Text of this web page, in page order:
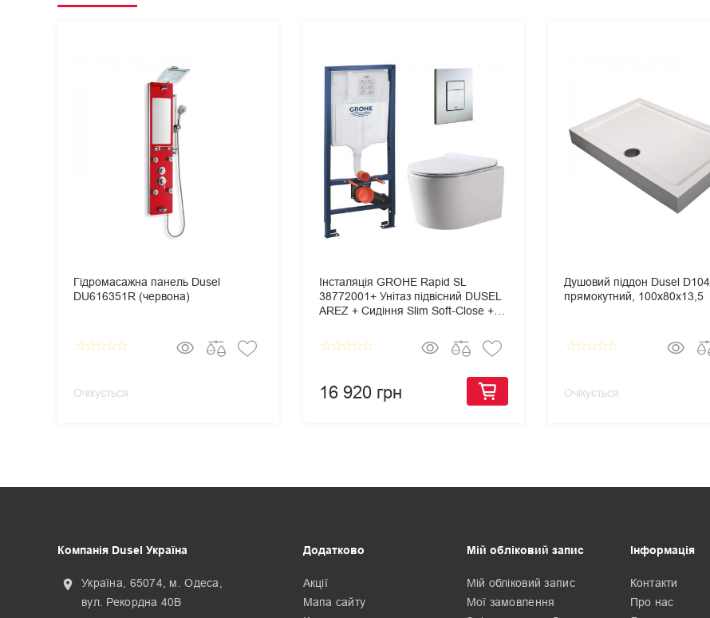
Гідромасажна панель Dusel
DU616351R (червона)
star_borderstar_borderstar_borderstar_borderstar_border
Очікується
Інсталяція GROHE Rapid SL
38772001+ Унітаз підвісний DUSEL
AREZ + Сидіння Slim Soft-Close +
Cosmopolitan
star_borderstar_borderstar_borderstar_borderstar_border
16 920 грн
Душовий піддон Dusel D104
прямокутний, 100х80х13,5
star_borderstar_borderstar_borderstar_borderstar_border
Очікується
Компанія Dusel Україна
location_on
Україна, 65074, м. Одеса,
вул. Рекордна 40В
Додатково
Акції
Мапа сайту
Мій обліковий запис
Мій обліковий запис
Мої замовлення
Інформація
Контакти
Про нас